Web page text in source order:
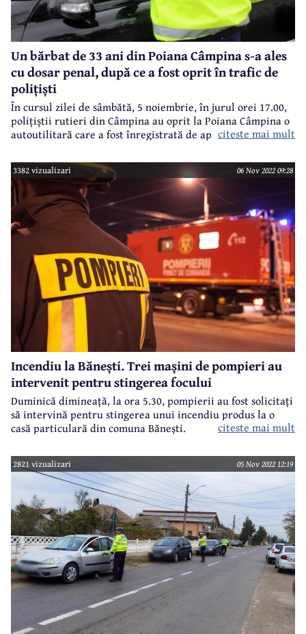
Un bărbat de 33 ani din Poiana Câmpina s-a ales
cu dosar penal, după ce a fost oprit în trafic de
polițiști
În cursul zilei de sâmbătă, 5 noiembrie, în jurul orei 17.00,
polițiștii rutieri din Câmpina au oprit la Poiana Câmpina o
autoutilitară care a fost înregistrată de aparatul radar
km/h față de limita 50 de km/h).
citeste mai mult
3382 vizualizari 06 Nov 2022 09:28
Incendiu la Bănești. Trei mașini de pompieri au
intervenit pentru stingerea focului
Duminică dimineață, la ora 5.30, pompierii au fost solicitați
să intervină pentru stingerea unui incendiu produs la o
casă particulară din comuna Bănești.
citeste mai mult
2821 vizualizari 05 Nov 2022 12:19